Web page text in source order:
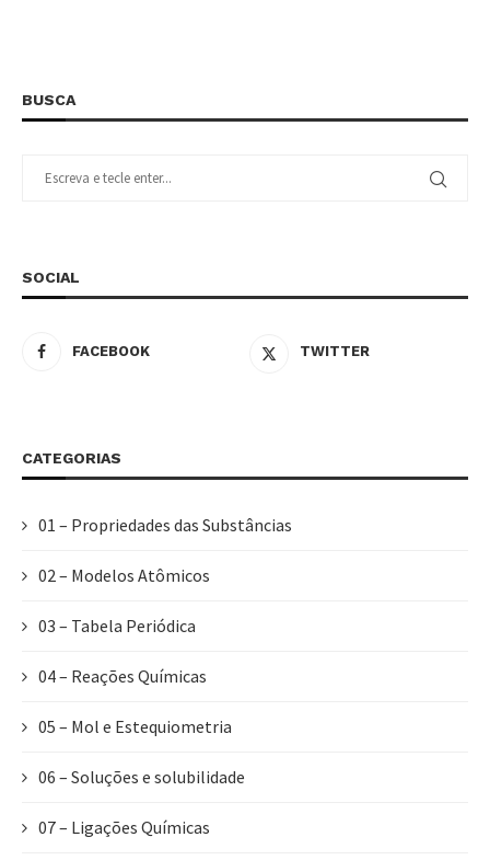
BUSCA
SOCIAL
FACEBOOK TWITTER
CATEGORIAS
01 – Propriedades das Substâncias
02 – Modelos Atômicos
03 – Tabela Periódica
04 – Reações Químicas
05 – Mol e Estequiometria
06 – Soluções e solubilidade
07 – Ligações Químicas